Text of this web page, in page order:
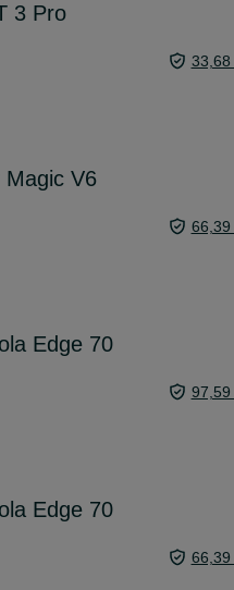
3 Pro
33,68
Magic V6
66,39
Edge 70
97,59
Edge 70
66,39